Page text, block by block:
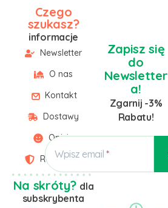
Czego
szukasz?
informacje
Newsletter
O nas
Kontakt
Dostawy
Opinie
Regulamin
Na skróty? dla
subskrybenta
Zapisz się
do
Newsletter
a!
Zgarnij -3%
Rabatu!
Wpisz email